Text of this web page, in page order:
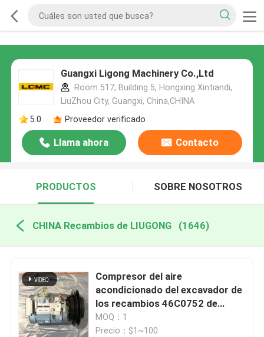
Guangxi Ligong Machinery Co.,Ltd
Room 517, Building 5, Hongxing Xintiandi,
LiuZhou City, Guangxi, China,CHINA
5.0
Proveedor verificado
Llama ahora Contacto
PRODUCTOS SOBRE NOSOTROS
CHINA Recambios de LIUGONG (1646)
Compresor del aire
acondicionado del excavador de
los recambios 46C0752 de
LGMC para la maquinaria pesada
MOQ：1
Precio：$1~100